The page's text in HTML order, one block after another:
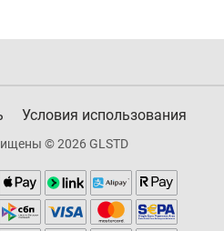
Условия использования
© 2026 GLSTD